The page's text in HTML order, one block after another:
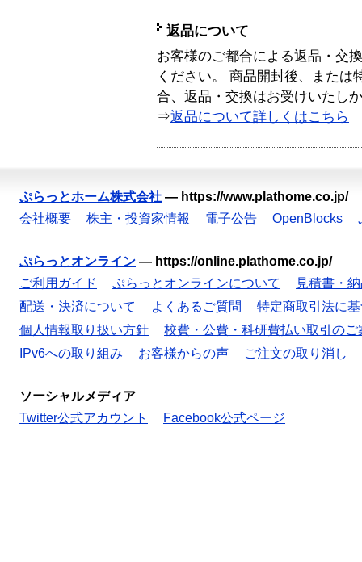
返品について
お客様のご都合による返品・交
ください。 商品開封後、または
合、返品・交換はお受けいたし
⇒返品について詳しくはこちら
ぷらっとホーム株式会社 — https://www.plathome.co.jp/
会社概要
株主・投資家情報 電子公告 OpenBlocks
ぷらっとオンライン — https://online.plathome.co.jp/
ご利用ガイド
ぷらっとオンラインについて
見積書・
配送・決済について
よくあるご質問
特定商取引法に
個人情報取り扱い方針
校費・公費・科研費払い取引のご
IPv6への取り組み
お客様からの声 ご注文の取り消し
ソーシャルメディア
Twitter公式アカウント
Facebook公式ページ